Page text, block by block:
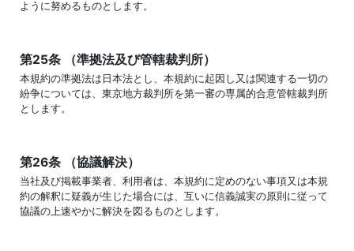
ように努めるものとします。
第25条 （準拠法及び管轄裁判所）
本規約の準拠法は日本法とし、本規約に起因し又は関連する一切の
紛争については、東京地方裁判所を第一審の専属的合意管轄裁判所
とします。
第26条 （協議解決）
当社及び掲載事業者、利用者は、本規約に定めのない事項又は本規
約の解釈に疑義が生じた場合には、互いに信義誠実の原則に従って
協議の上速やかに解決を図るものとします。